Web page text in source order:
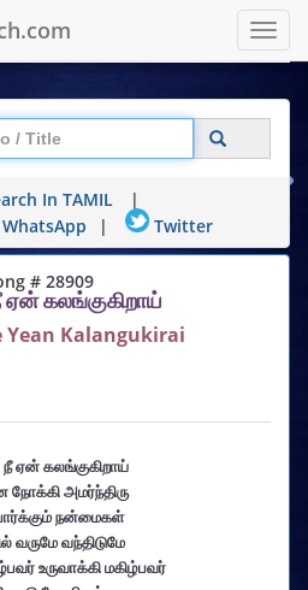
In TAMIL
|
WhatsApp | Twitter
# 28909
கலங்குகிறாய்
Yean Kalangukirai
ஏன் கலங்குகிறாய்
அமர்ந்திரு
நன்மைகள்
வருமே வந்திடுமே
உருவாக்கி மகிழ்பவர்